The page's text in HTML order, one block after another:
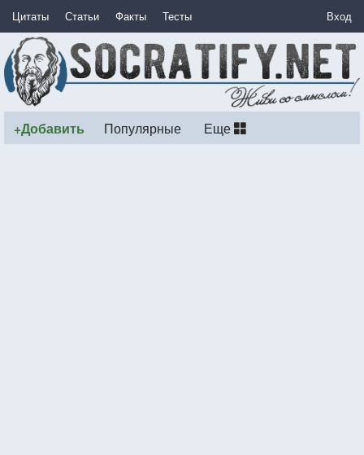
Цитаты Статьи Факты Тесты Вход
+Добавить Популярные Еще